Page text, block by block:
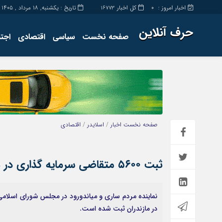
کل اخبار 16773 اخبار امروز : 0 تاریخ : یکشنبه, ۱۸ مرداد , ۱۴۰۵
حرف آنلاین صفحه نخست سیاسی اقتصادی
صفحه نخست اخبار / اسلایدر / اقتصادی
ثبت ۵۶۰۰ متقاضی سرمایه گذاری در مازندران در درگاه ملی
در مازندران ثبت شده است.